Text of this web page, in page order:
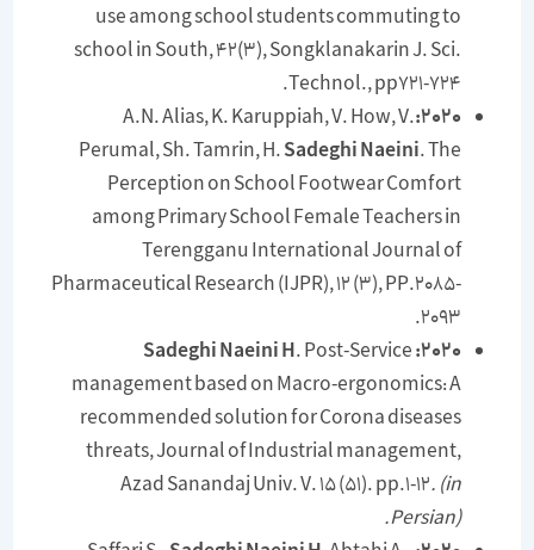
use among school students commuting to
school in South, 42(3), Songklanakarin J. Sci.
Technol., pp721-724.
2020:
A.N. Alias, K. Karuppiah, V. How, V.
Perumal, Sh. Tamrin, H.Sadeghi Naeini
Perception on School Footwear Comfort
among Primary School Female Teachers in
TerengganuInternational Journal of
Pharmaceutical Research (IJPR), 12 (3), PP.2085-
2020:
Sadeghi Naeini H. Post-Service
management based on Macro-ergonomics: A
recommended solution for Corona diseases
threats, Journal of Industrial management,
Azad Sanandaj Univ. V. 15 (51). pp.1-12
Persian).